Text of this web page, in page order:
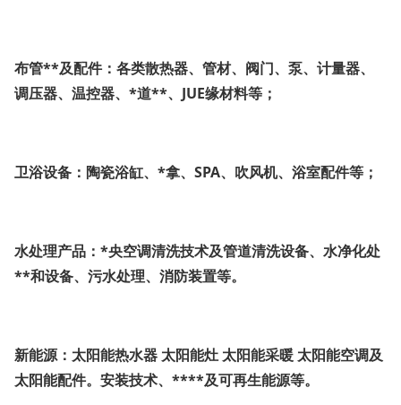
布管**及配件：各类散热器、管材、阀门、泵、计量器、
调压器、温控器、*道**、JUE缘材料等；
卫浴设备：陶瓷浴缸、*拿、SPA、吹风机、浴室配件等；
水处理产品：*央空调清洗技术及管道清洗设备、水净化处
**和设备、污水处理、消防装置等。
新能源：太阳能热水器 太阳能灶 太阳能采暖 太阳能空调及
太阳能配件。安装技术、****及可再生能源等。